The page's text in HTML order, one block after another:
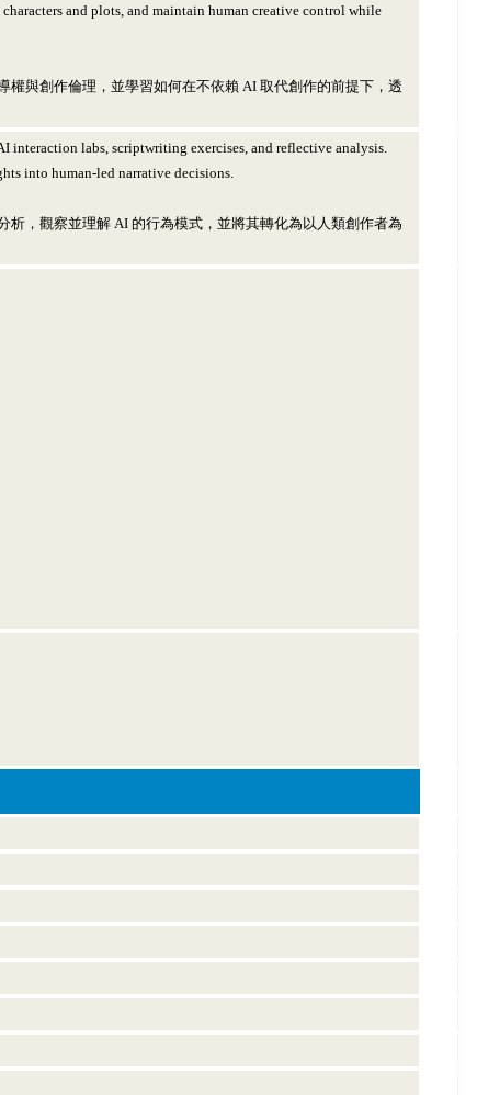
and plots, and maintain human creative control while
與創作倫理，並學習如何在不依賴 AI 取代創作的前提下，透
interaction labs, scriptwriting exercises, and reflective analysis.
into human-led narrative decisions.
，觀察並理解 AI 的行為模式，並將其轉化為以人類創作者為